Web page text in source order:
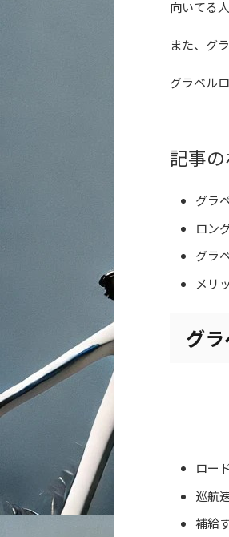
向いてる
また、グ
グラベル
記事
グラ
ロン
グラ
メリ
グ
ロー
巡航
補給